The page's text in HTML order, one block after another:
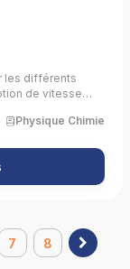
les différents
de vitesse
accéléré
l'importance
et les
Physique Chimie
7 8